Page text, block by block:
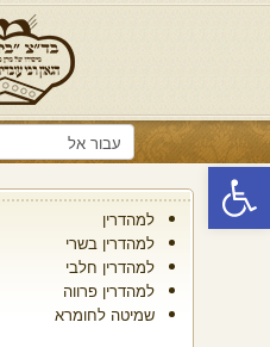
פתח סרגל נגישות
למהדרין
למהדרין בשרי
למהדרין חלבי
למהדרין פרווה
שמיטה לחומרא